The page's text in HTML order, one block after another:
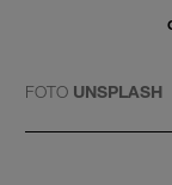
FOTO UNSPLASH